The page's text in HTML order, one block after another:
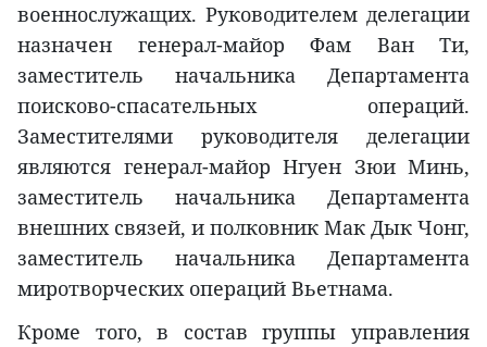
военнослужащих. Руководителем делегации
назначен генерал-майор Фам Ван Ти,
заместитель начальника Департамента
поисково-спасательных операций.
Заместителями руководителя делегации
являются генерал-майор Нгуен Зюи Минь,
заместитель начальника Департамента
внешних связей, и полковник Мак Дык Чонг,
заместитель начальника Департамента
миротворческих операций Вьетнама.
Кроме того, в состав группы управления